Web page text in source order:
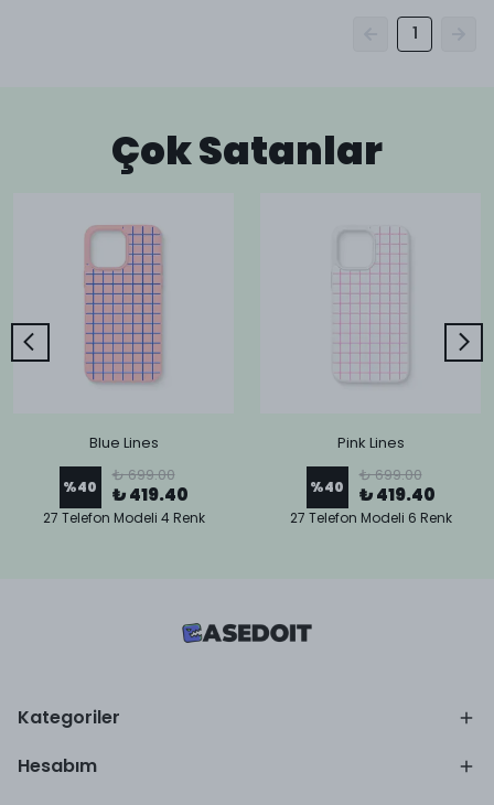
1
Çok Satanlar
Blue Lines
%40
₺ 699.00
₺ 419.40
27 Telefon Modeli 4 Renk
Pink Lines
%40
₺ 699.00
₺ 419.40
27 Telefon Modeli 6 Renk
Kategoriler
Hesabım